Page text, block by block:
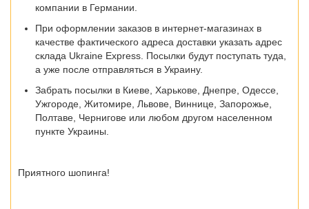
компании в Германии.
При оформлении заказов в интернет-магазинах в
качестве фактического адреса доставки указать адрес
склада Ukraine Express. Посылки будут поступать туда,
а уже после отправляться в Украину.
Забрать посылки в Киеве, Харькове, Днепре, Одессе,
Ужгороде, Житомире, Львове, Виннице, Запорожье,
Полтаве, Чернигове или любом другом населенном
пункте Украины.
Приятного шопинга!